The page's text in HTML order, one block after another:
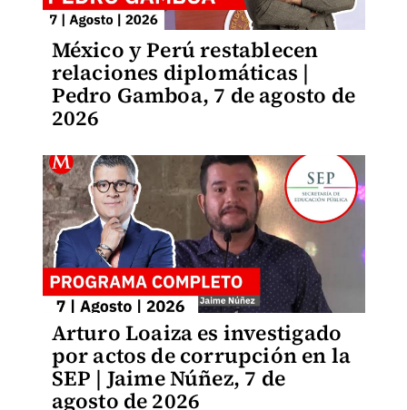
México y Perú restablecen
relaciones diplomáticas |
Pedro Gamboa, 7 de agosto de
2026
Arturo Loaiza es investigado
por actos de corrupción en la
SEP | Jaime Núñez, 7 de
agosto de 2026